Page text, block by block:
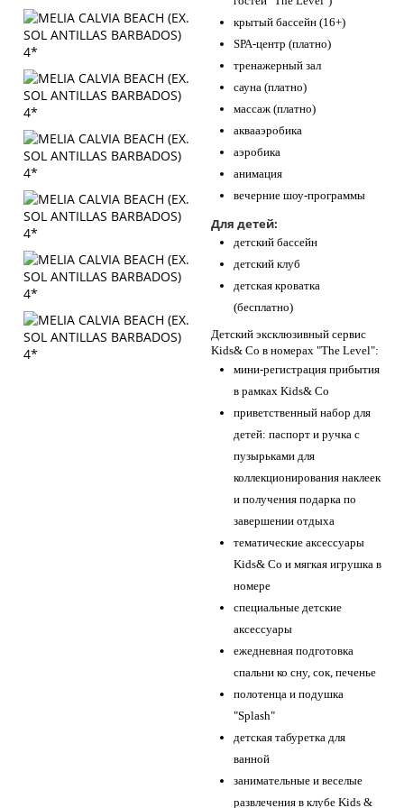
крытый бассейн (16+)
SРА-центр (платно)
тренажерный зал
сауна (платно)
массаж (платно)
аквааэробика
аэробика
анимация
вечерние шоу-программы
Для детей:
детский бассейн
детский клуб
детская кроватка
(бесплатно)
Детский эксклюзивный сервис
Kids& Co в номерах "The Level":
мини-регистрация прибытия
в рамках Kids& Co
приветственный набор для
детей: паспорт и ручка с
пузырьками для
коллекционирования наклеек
и получения подарка по
завершении отдыха
тематические аксессуары
Kids& Co и мягкая игрушка в
номере
специальные детские
аксессуары
ежедневная подготовка
спальни ко сну, сок, печенье
полотенца и подушка
"Splash"
детская табуретка для
ванной
занимательные и веселые
развлечения в клубе Kids &